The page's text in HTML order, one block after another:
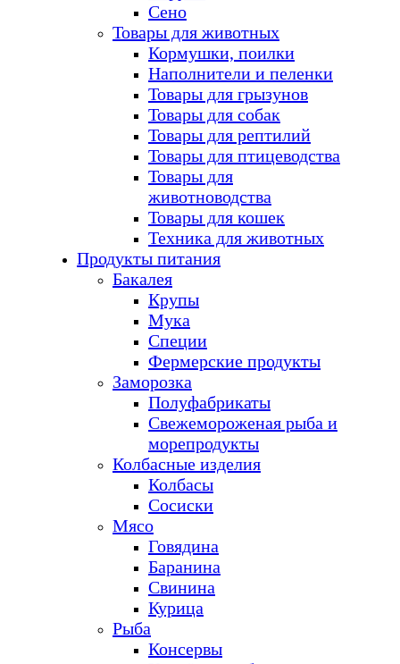
Сено
Товары для животных
Кормушки, поилки
Наполнители и пеленки
Товары для грызунов
Товары для собак
Товары для рептилий
Товары для птицеводства
Товары для
животноводства
Товары для кошек
Техника для животных
Продукты питания
Бакалея
Крупы
Мука
Специи
Фермерские продукты
Заморозка
Полуфабрикаты
Свежемороженая рыба и
морепродукты
Колбасные изделия
Колбасы
Сосиски
Мясо
Говядина
Баранина
Свинина
Курица
Рыба
Консервы